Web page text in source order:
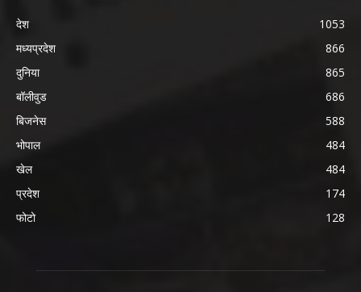
देश
1053
मध्यप्रदेश
866
दुनिया
865
बॉलीवुड
686
बिजनेस
588
भोपाल
484
खेल
484
प्रदेश
174
फोटो
128